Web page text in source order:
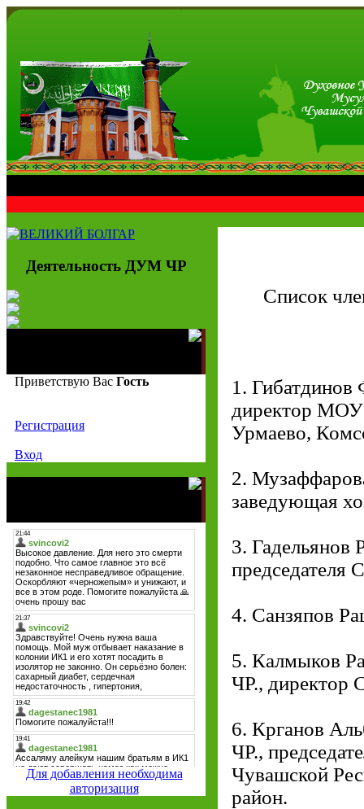
Деятельность ДУМ ЧР
Приветствую Вас Гость
Регистрация
Вход
Для добавления необходима
авторизация
Список
1. Гибатдинов
директор
Урмаево,
2.
заведующая
3. Гадельянов
председателя
4. Санзяпов
5. Калмыков
ЧР., директор
6. Крганов
ЧР.,
Чувашской
район.